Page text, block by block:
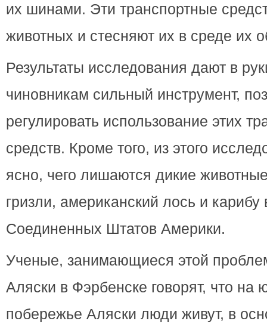
их шинами. Эти транспортные
животных и стесняют их в среде их
Результаты исследования дают в
чиновникам сильный инструмент,
регулировать использование этих
средств. Кроме того, из этого
ясно, чего лишаются дикие
гризли, американский лось и карибу
Соединенных Штатов Америки.
Ученые, занимающиеся этой
Аляски в Фэрбенске говорят, что на
побережье Аляски люди живут, в